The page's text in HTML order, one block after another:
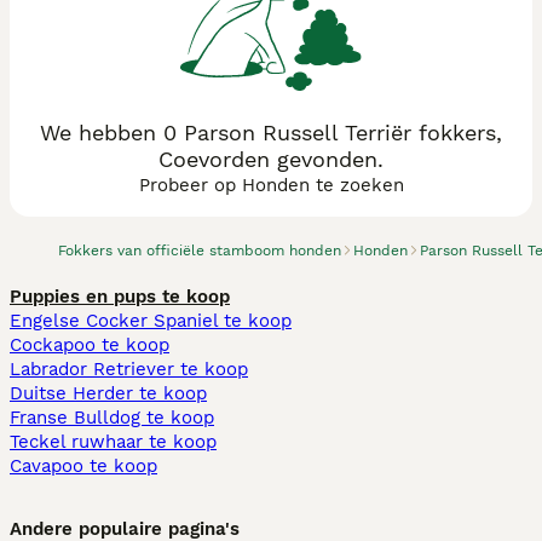
Fokkers van officiële stamboom honden Honden Parson Russell
We hebben 0 Parson Russell Terriër fokkers,
Coevorden gevonden.
Probeer op Honden te zoeken
Puppies en pups te koop
Engelse Cocker Spaniel te koop
Cockapoo te koop
Labrador Retriever te koop
Duitse Herder te koop
Franse Bulldog te koop
Teckel ruwhaar te koop
Cavapoo te koop
Andere populaire pagina's